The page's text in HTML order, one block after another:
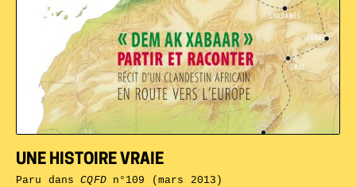
UNE HISTOIRE VRAIE
Paru dansCQFDn°109 (mars 2013)